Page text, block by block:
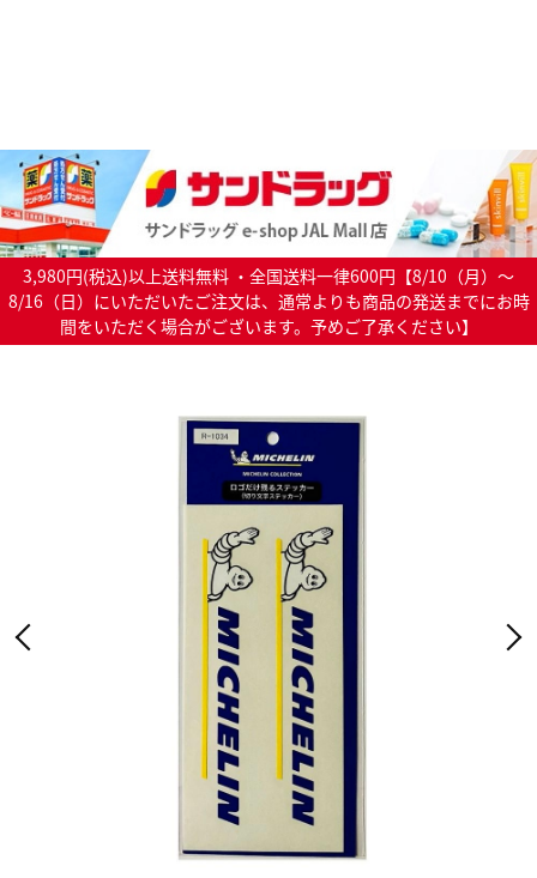
3,980円(税込)以上送料無料 ・全国送料一律600円【8/10（月）～
8/16（日）にいただいたご注文は、通常よりも商品の発送までにお時
間をいただく場合がございます。予めご了承ください】